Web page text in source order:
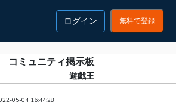
ログイン 無料で登録
コミュニティ掲示板
遊戯王
05-04 16:44:28